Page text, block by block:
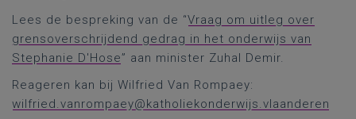
Lees de bespreking van de “Vraag om uitleg over
grensoverschrijdend gedrag in het onderwijs van
Stephanie D'Hose” aan minister Zuhal Demir.
Reageren kan bij Wilfried Van Rompaey:
wilfried.vanrompaey@katholiekonderwijs.vlaanderen